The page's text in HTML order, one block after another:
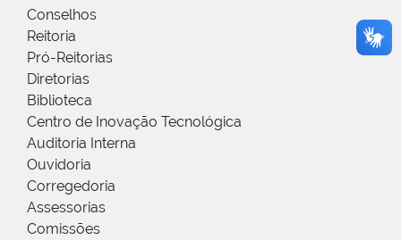
Conselhos
Reitoria
Pró-Reitorias
Diretorias
Biblioteca
Centro de Inovação Tecnológica
Auditoria Interna
Ouvidoria
Corregedoria
Assessorias
Comissões